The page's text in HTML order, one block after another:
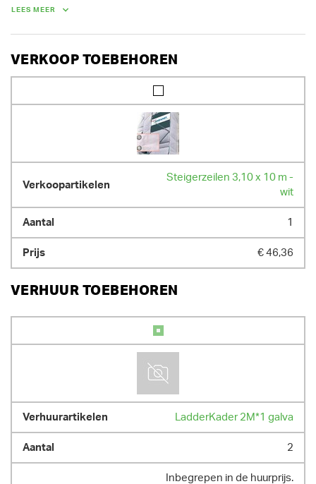
De waarborg van gratis onderdelen wordt niet meegeteld in de
extra waarborg aan.
Belastingsklasse 4 (300 lg/m²) - beschikbaar met ladderkaders en
LEES MEER
VERKOOP TOEBEHOREN
Steigerzeilen 3,10 x 10 m -
wit
1
€ 46,36
VERHUUR TOEBEHOREN
LadderKader 2M*1 galva
2
Inbegrepen in de huurprijs.